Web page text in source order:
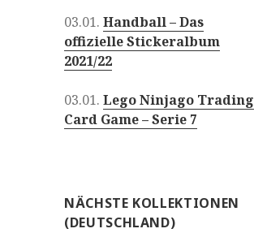
03.01.Handball – Das
offizielle Stickeralbum
2021/22
03.01.Lego Ninjago Trading
Card Game – Serie 7
NÄCHSTE KOLLEKTIONEN
(DEUTSCHLAND)